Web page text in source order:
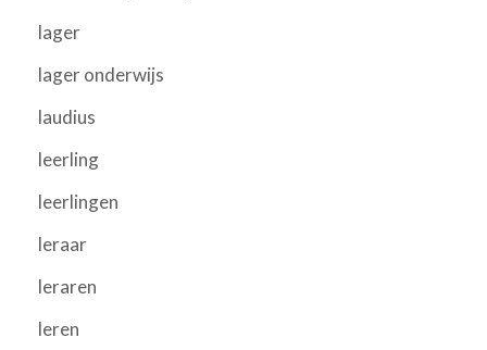
lager
lager onderwijs
laudius
leerling
leerlingen
leraar
leraren
leren